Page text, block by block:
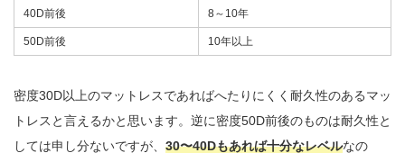
40D前後 8～10年
50D前後 10年以上
密度30D以上のマットレスであればへたりにくく耐久性のあるマッ
トレスと言えるかと思います。逆に密度50D前後のものは耐久性と
しては申し分ないですが、 30〜40Dもあれば十分なレベルなの